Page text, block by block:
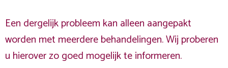
Een dergelijk probleem kan alleen aangepakt
worden met meerdere behandelingen. Wij proberen
u hierover zo goed mogelijk te informeren.